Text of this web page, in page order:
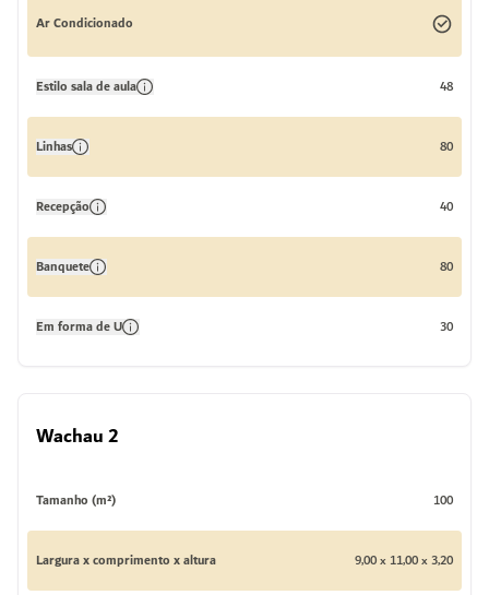
Ar Condicionado
Estilo sala de aula 48
Linhas 80
Recepção 40
Banquete 80
Em forma de U 30
Wachau 2
Tamanho (m²) 100
Largura x comprimento x altura 9,00 x 11,00 x 3,20